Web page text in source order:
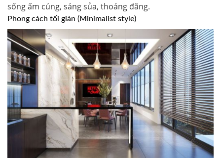
sống ấm cúng, sáng sủa, thoáng đãng.
Phong cách tối giản (Minimalist style)